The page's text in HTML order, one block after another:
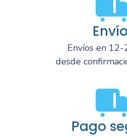
Envíos en 12-
desde
Pago